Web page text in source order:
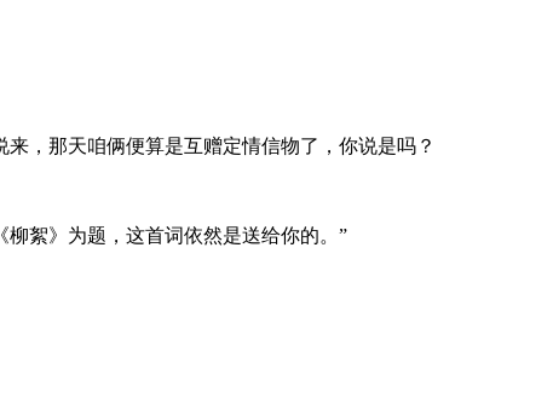
，那天咱俩便算是互赠定情信物了，你说是吗？
絮》为题，这首词依然是送给你的。”